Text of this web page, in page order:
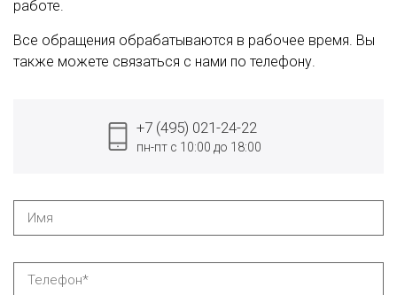
работе.
Все обращения обрабатываются в рабочее время. Вы
также можете связаться с нами по телефону.
+7 (495) 021-24-22
пн-пт с 10:00 до 18:00